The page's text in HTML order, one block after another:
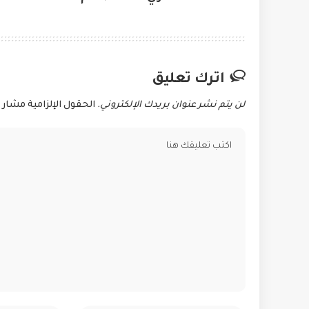
اترك تعليق
لن يتم نشر عنوان بريدك الإلكتروني. الحقول الإلزامية مشار